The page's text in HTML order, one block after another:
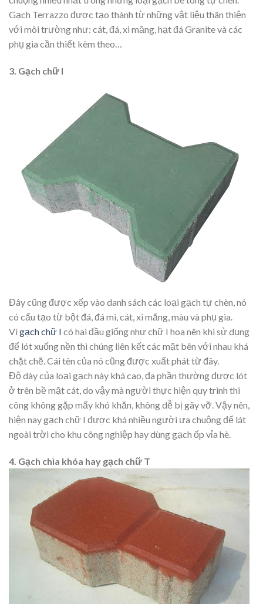
Gạch Terrazzo được tạo thành từ những vật liệu thân thiện
với môi trường như: cát, đá, xi măng, hạt đá Granite và các
phụ gia cần thiết kèm theo…
3. Gạch chữ I
Đây cũng được xếp vào danh sách các loại gạch tự chèn, nó
có cấu tạo từ bột đá, đá mi, cát, xi măng, màu và phụ gia.
Vìgạch chữ I có hai đầu giống như chữ I hoa nên khi sử dụng
để lót xuống nền thì chúng liên kết các mặt bên với nhau khá
chặt chẽ. Cái tên của nó cũng được xuất phát từ đây.
Độ dày của loại gạch này khá cao, đa phần thường được lót
ở trên bề mặt cát, do vậy mà người thực hiện quy trình thi
công không gặp mấy khó khăn, không dễ bị gãy vỡ. Vậy nên,
hiện nay gạch chữ I được khá nhiều người ưa chuộng để lát
ngoài trời cho khu công nghiệp hay dùng gạch ốp vỉa hè.
4. Gạch chìa khóa hay gạch chữ T